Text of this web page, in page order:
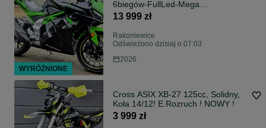
6biegów-FullLed-Mega
Duży,Raty,Dostawa,
13 999 zł
Rakoniewice
Odświeżono dzisiaj o 07:03
2026
Cross ASIX XB-27 125cc, Solidny,
Koła 14/12! E.Rozruch ! NOWY !
3 999 zł
WYRÓŻNIONE